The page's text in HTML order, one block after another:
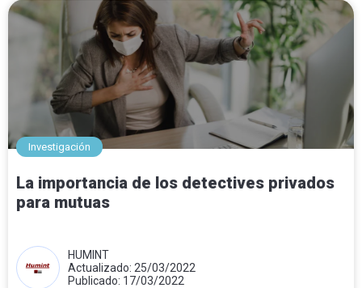
Investigación
La importancia de los detectives privados
para mutuas
HUMINT
Actualizado: 25/03/2022
Publicado: 17/03/2022